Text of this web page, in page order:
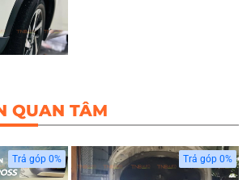
QUAN TÂM
Trả góp 0% Trả góp 0%